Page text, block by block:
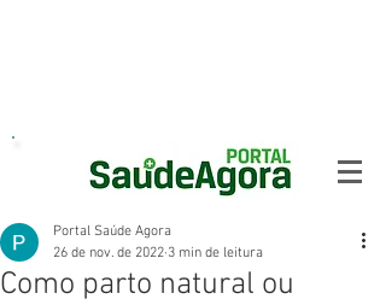
Como parto natural ou
Portal Saúde Agora
26 de nov. de 2022 3 min de leitura